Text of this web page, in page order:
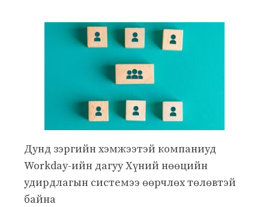
Дунд зэргийн хэмжээтэй компаниуд
Workday-ийн дагуу Хүний нөөцийн
удирдлагын системээ өөрчлөх төлөвтэй
байна